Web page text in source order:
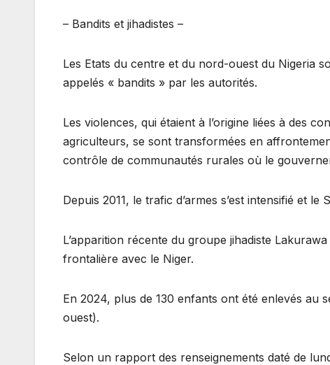
– Bandits et jihadistes –
Les Etats du centre et du nord-ouest du Nigeria
appelés « bandits » par les autorités.
Les violences, qui étaient à l’origine liées à des
agriculteurs, se sont transformées en
contrôle de communautés rurales où le
Depuis 2011, le trafic d’armes s’est intensifié et
L’apparition récente du groupe jihadiste
frontalière avec le Niger.
En 2024, plus de 130 enfants ont été enlevés au
ouest).
Selon un rapport des renseignements daté de